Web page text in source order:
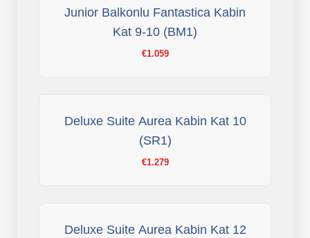
Junior Balkonlu Fantastica Kabin
Kat 9-10 (BM1)
€1.059
Deluxe Suite Aurea Kabin Kat 10
(SR1)
€1.279
Deluxe Suite Aurea Kabin Kat 12